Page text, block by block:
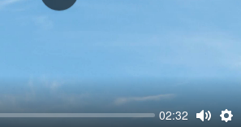
02:32